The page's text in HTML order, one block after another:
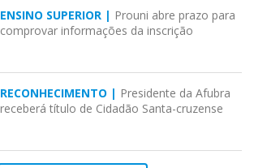
ENSINO SUPERIOR | Prouni abre prazo para
comprovar informações da inscrição
RECONHECIMENTO | Presidente da Afubra
receberá título de Cidadão Santa-cruzense